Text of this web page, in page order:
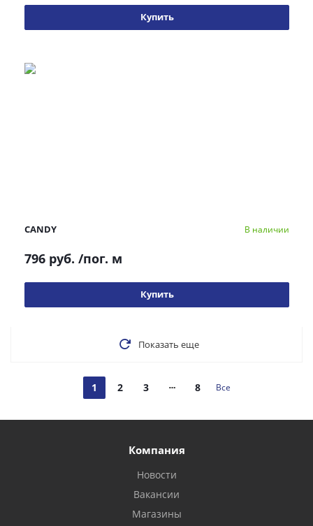
Купить
CANDY В наличии
796 руб. /пог. м
Купить
Показать еще
1 2 3 8 Все
Компания
Новости
Вакансии
Магазины